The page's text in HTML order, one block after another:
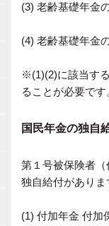
(3) 老齢基礎年金
(4) 老齢基礎年金
※(1)(2)に該当す
ることが必要です
国民年金の独自
第１号被保険者
独自給付がありま
(1) 付加年金 付加